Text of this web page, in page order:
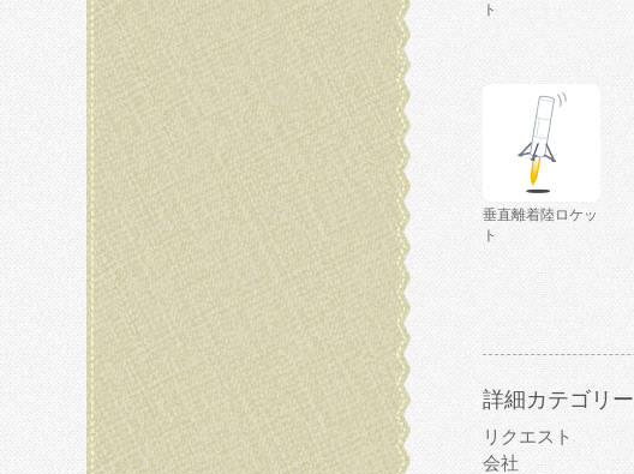
ト
垂直離着陸ロケッ
ト
詳細カテゴリー
リクエスト
会社